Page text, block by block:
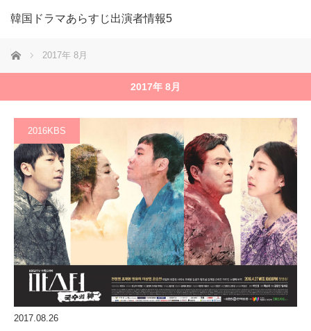
韓国ドラマあらすじ出演者情報5
ホーム 2017年 8月
2017年 8月
2016KBS
2017.08.26